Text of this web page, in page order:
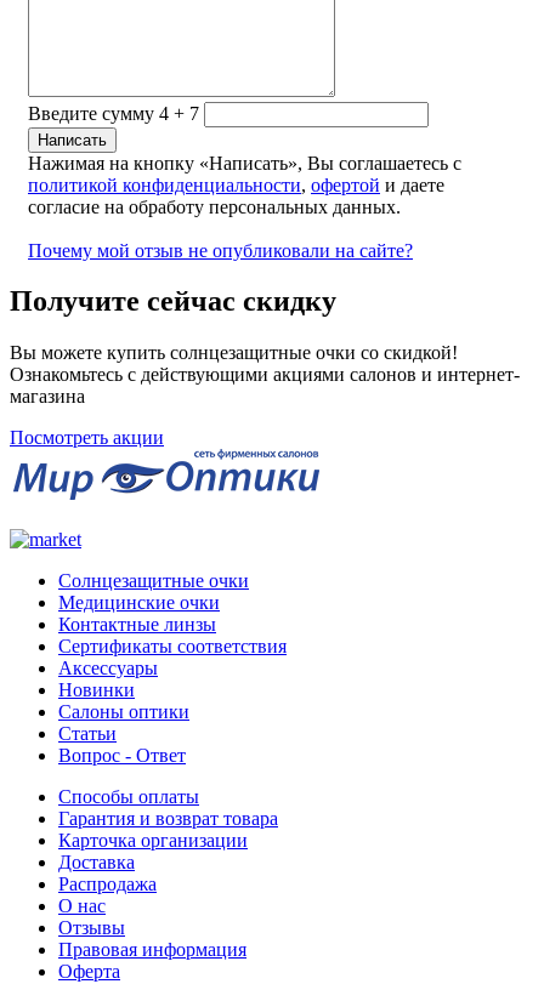
Введите сумму 4 + 7
Нажимая на кнопку «Написать», Вы соглашаетесь с
политикой конфиденциальности, офертой и даете
согласие на обработу персональных данных.
Почему мой отзыв не опубликовали на сайте?
Получите сейчас скидку
Вы можете купить солнцезащитные очки со скидкой!
Ознакомьтесь с действующими акциями салонов и интернет-
магазина
Посмотреть акции
Солнцезащитные очки
Медицинские очки
Контактные линзы
Сертификаты соответствия
Аксессуары
Новинки
Салоны оптики
Статьи
Вопрос - Ответ
Способы оплаты
Гарантия и возврат товара
Карточка организации
Доставка
Распродажа
О нас
Отзывы
Правовая информация
Оферта